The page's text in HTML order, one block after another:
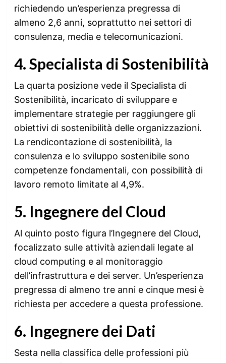
richiedendo un’esperienza pregressa di
almeno 2,6 anni, soprattutto nei settori di
consulenza, media e telecomunicazioni.
4. Specialista di Sostenibilità
La quarta posizione vede il Specialista di
Sostenibilità, incaricato di sviluppare e
implementare strategie per raggiungere gli
obiettivi di sostenibilità delle organizzazioni.
La rendicontazione di sostenibilità, la
consulenza e lo sviluppo sostenibile sono
competenze fondamentali, con possibilità di
lavoro remoto limitate al 4,9%.
5. Ingegnere del Cloud
Al quinto posto figura l’Ingegnere del Cloud,
focalizzato sulle attività aziendali legate al
cloud computing e al monitoraggio
dell’infrastruttura e dei server. Un’esperienza
pregressa di almeno tre anni e cinque mesi è
richiesta per accedere a questa professione.
6. Ingegnere dei Dati
Sesta nella classifica delle professioni più